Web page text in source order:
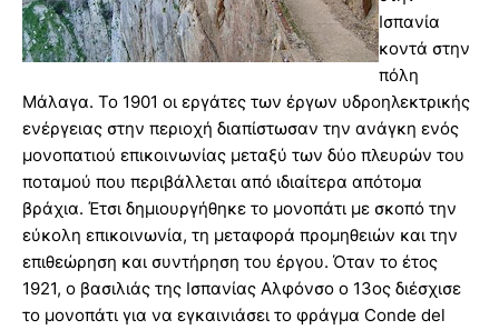
Ισπανία
κοντά στην
πόλη
Μάλαγα. Το 1901 οι εργάτες των έργων υδροηλεκτρικής
ενέργειας στην περιοχή διαπίστωσαν την ανάγκη ενός
μονοπατιού επικοινωνίας μεταξύ των δύο πλευρών του
ποταμού που περιβάλλεται από ιδιαίτερα απότομα
βράχια. Έτσι δημιουργήθηκε το μονοπάτι με σκοπό την
εύκολη επικοινωνία, τη μεταφορά προμηθειών και την
επιθεώρηση και συντήρηση του έργου. Όταν το έτος
1921, ο βασιλιάς της Ισπανίας Αλφόνσο ο 13ος διέσχισε
το μονοπάτι για να εγκαινιάσει το φράγμα Conde del